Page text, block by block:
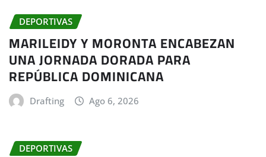
DEPORTIVAS
MARILEIDY Y MORONTA ENCABEZAN
UNA JORNADA DORADA PARA
REPÚBLICA DOMINICANA
Drafting Ago 6, 2026
DEPORTIVAS